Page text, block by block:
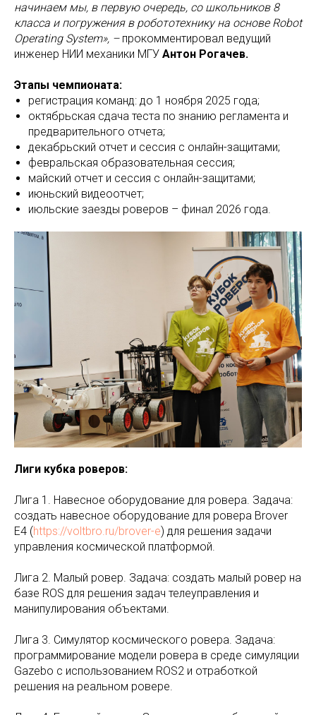
начинаем мы, в первую очередь, со школьников 8
класса и погружения в робототехнику на основе Robot
Operating System», –прокомментировал ведущий
инженер НИИ механики МГУ Антон Рогачев.
Этапы чемпионата:
регистрация команд: до 1 ноября 2025 года;
октябрьская сдача теста по знанию регламента и
предварительного отчета;
декабрьский отчет и сессия с онлайн-защитами;
февральская образовательная сессия;
майский отчет и сессия с онлайн-защитами;
июньский видеоотчет;
июльские заезды роверов – финал 2026 года.
Лиги кубка роверов:
Лига 1. Навесное оборудование для ровера. Задача:
создать навесное оборудование для ровера Brover
E4 (https://voltbro.ru/brover-e) для решения задачи
управления космической платформой.
Лига 2. Малый ровер. Задача: создать малый ровер на
базе ROS для решения задач телеуправления и
манипулирования объектами.
Лига 3. Симулятор космического ровера. Задача:
программирование модели ровера в среде симуляции
Gazebo с использованием ROS2 и отработкой
решения на реальном ровере.